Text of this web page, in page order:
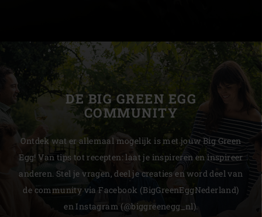
DE BIG GREEN EGG
COMMUNITY
Ontdek wat er allemaal mogelijk is met jouw Big Green
Egg! Van tips tot recepten: laat je inspireren en inspireer
anderen. Stel je vragen, deel je creaties en word deel van
de community via Facebook (BigGreenEggNederland)
en Instagram (@biggreenegg_nl).